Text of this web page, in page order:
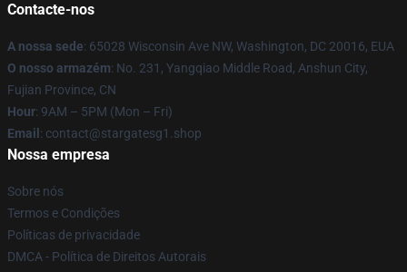
Contacte-nos
A nossa sede: 65028 Wisconsin Ave NW, Washington, DC 20016, EUA
O nosso armazém: No. 231, Yangqiao Middle Road, Anshun City,
Fujian Province, CN
Hour: 9AM – 5PM (Mon – Fri)
Email : contact@stargatesg1.shop
Nossa empresa
Sobre nós
Termos e Condições
Políticas de privacidade
DMCA - Política de Direitos Autorais